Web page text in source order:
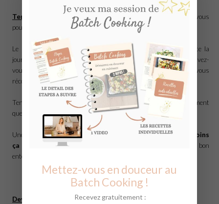
Tenir un registre journalier de ce que vous mangez
(vous
pouvez trouver un modèle en cliquantici).
Le but n’est pas tant d’identifier ce que vous avez mangé toute la
journée, mais de noter votreressentiau moment de manger : avez-
vous mangé par besoin, principe, habitude, gourmandise, pour vous
récompenser… ?
Tenir ce registre vous permettra ainsi d’identifier plus précisément
quelle est votre blessure.
Une phrase m’a également interpellé : «
Moins on s’accepte, moins
ça change. Plus on s’accepte, et plus ça change
». A bon
entendeur…
Devenir conscient de ses émotions
Mettez-vous en douceur au
Batch Cooking !
Recevez gratuitement :